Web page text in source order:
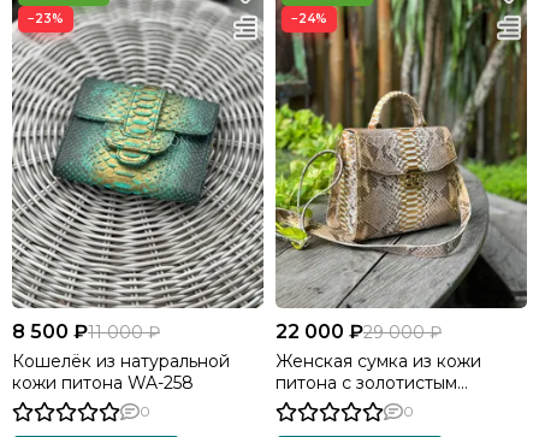
−23%
8 500 ₽11 000 ₽
Кошелёк из натуральной
кожи питона WA-258
0
−24%
22 000 ₽29 000 ₽
Женская сумка из кожи
питона с золотистым
градиентом BG-511
0